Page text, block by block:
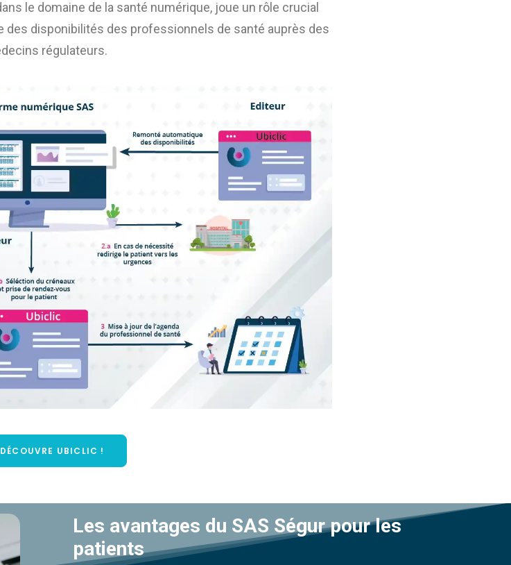
le domaine de la santé numérique, joue un rôle crucial
disponibilités des professionnels de santé auprès des
régulateurs.
UBICLIC !
Les avantages du SAS Ségur pour les
patients